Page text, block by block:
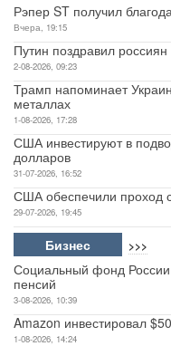
Рэпер ST получил
Вчера, 19:15
Путин поздравил
2-08-2026, 09:23
Трамп напоминает
металлах
1-08-2026, 17:28
США инвестируют в
долларов
31-07-2026, 16:52
США обеспечили проход
29-07-2026, 19:45
Бизнес >>>
Социальный фонд России
пенсий
3-08-2026, 10:39
Amazon инвестировал
1-08-2026, 14:24